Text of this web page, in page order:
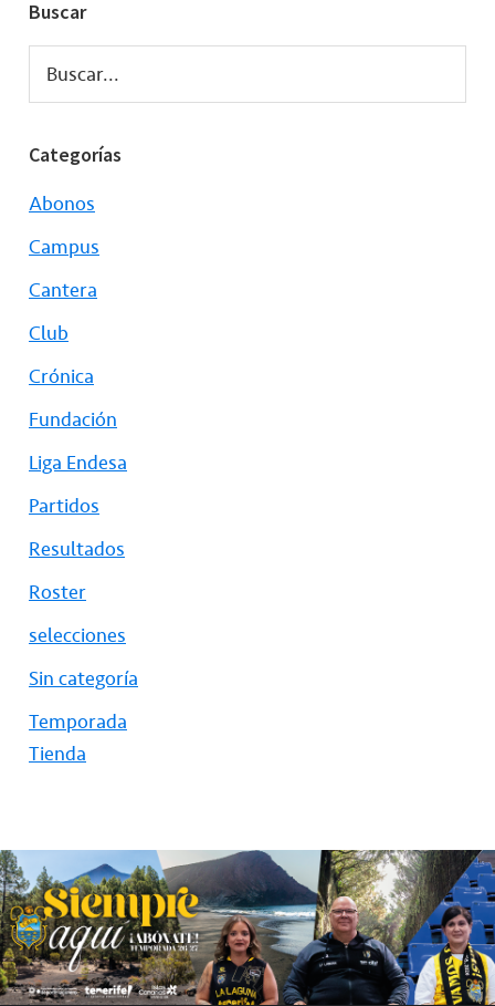
Buscar
Buscar...
Categorías
Abonos
Campus
Cantera
Club
Crónica
Fundación
Liga Endesa
Partidos
Resultados
Roster
selecciones
Sin categoría
Temporada
Tienda